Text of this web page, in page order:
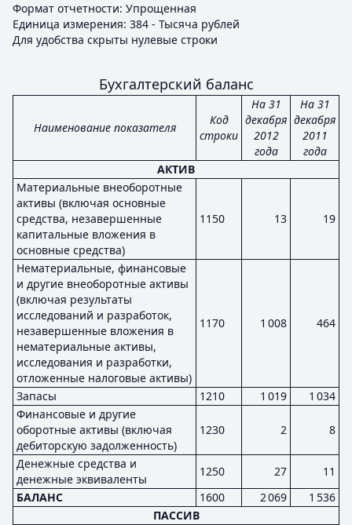
Формат отчетности: Упрощенная
Единица измерения: 384 - Тысяча рублей
Для удобства скрыты нулевые строки
Бухгалтерский баланс
Наименование показателя
Код
строки
На 31
декабря
2012
года
На 31
декабря
2011
года
АКТИВ
Материальные внеоборотные
активы (включая основные
средства, незавершенные
капитальные вложения в
основные средства)
1150 13 19
Нематериальные, финансовые
и другие внеоборотные активы
(включая результаты
исследований и разработок,
незавершенные вложения в
нематериальные активы,
исследования и разработки,
отложенные налоговые активы)
1170 1 008 464
Запасы 1210 1 019
1 034
Финансовые и другие
оборотные активы (включая
дебиторскую задолженность)
1230 2 8
Денежные средства и
денежные эквиваленты
1250 27
11
БАЛАНС
1600 2 069
1 536
ПАССИВ